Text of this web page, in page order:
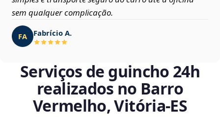
sem qualquer complicação.
FA Fabrício A.
Serviços de guincho 24h
realizados no Barro
Vermelho, Vitória‑ES